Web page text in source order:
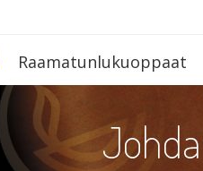
Raa­ma­tun­lu­ku­op­paat